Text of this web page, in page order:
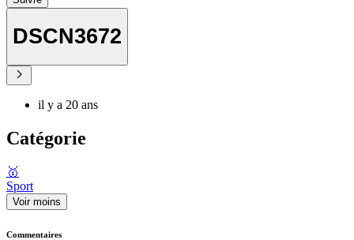
DSCN3672
il y a 20 ans
Catégorie
🥇
Sport
Voir moins
Commentaires